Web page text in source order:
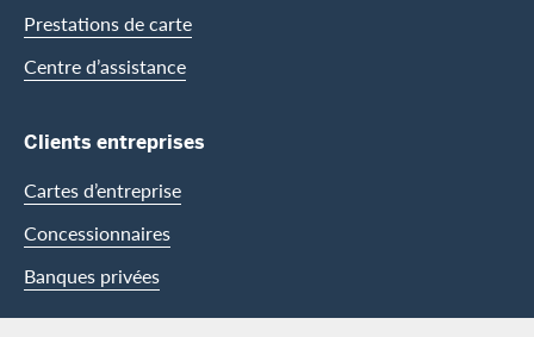
Prestations de carte
Centre d’assistance
Clients entreprises
Cartes d’entreprise
Concessionnaires
Banques privées